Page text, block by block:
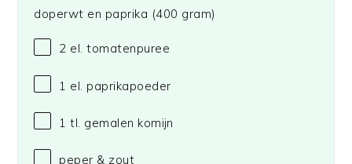
doperwt en paprika (400 gram)
2 el. tomatenpuree
1 el. paprikapoeder
1 tl. gemalen komijn
peper & zout